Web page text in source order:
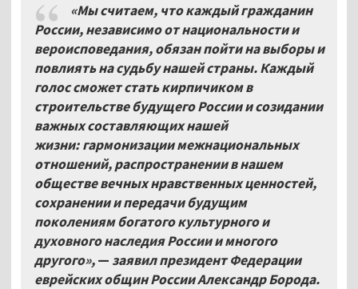
«Мы считаем, что каждый гражданин
России, независимо от национальности и
вероисповедания, обязан пойти на выборы и
повлиять на судьбу нашей страны. Каждый
голос сможет стать кирпичиком в
строительстве будущего России и созидании
важных составляющих нашей
жизни: гармонизации межнациональных
отношений, распространении в нашем
обществе вечных нравственных ценностей,
сохранении и передачи будущим
поколениям богатого культурного и
духовного наследия России и многого
другого»,— заявил президент Федерации
еврейских общин России Александр Борода.